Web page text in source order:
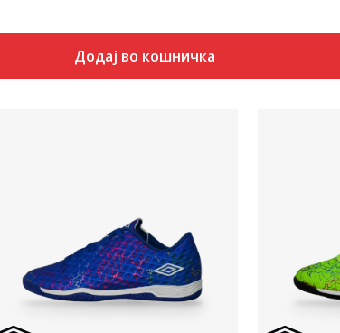
Додај во кошничка
Uporedi